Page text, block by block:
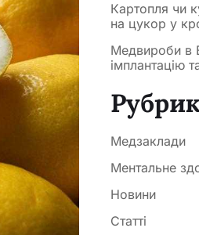
Картопля чи
на цукор у
Медвироби в
імплантацію
Медзаклади
Ментальне
Новини
Статті